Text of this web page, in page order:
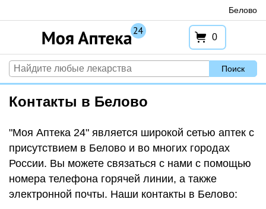
Белово
0
Поиск
Контакты в Белово
"Моя Аптека 24" является широкой сетью аптек с
присутствием в Белово и во многих городах
России. Вы можете связаться с нами с помощью
номера телефона горячей линии, а также
электронной почты. Наши контакты в Белово: